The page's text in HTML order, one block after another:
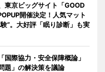
東京ビッグサイト「GOOD
開催決定！人気マット
”。大好評「眠り診断」も実
国際協力・安全保障概論」
題」の解決策を議論